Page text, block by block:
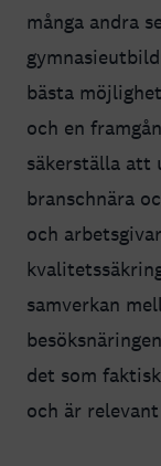
många andra
bästa
och en
säkerställa att
branschnära
och
samverkan
det som
och är